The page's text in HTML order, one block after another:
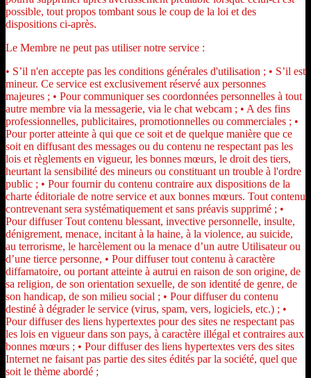
possible, tout propos tombant sous le coup de la loi et des
dispositions ci-après.
Le Membre ne peut pas utiliser notre service :
• S’il n'en accepte pas les conditions générales d'utilisation ; • S’il est
mineur. Ce service est exclusivement réservé aux personnes
majeures ; • Pour communiquer ses coordonnées personnelles à tout
autre membre via la messagerie, via le chat webcam ; • A des fins
professionnelles, publicitaires, promotionnelles ou commerciales ; •
Pour porter atteinte à qui que ce soit et de quelque manière que ce
soit en diffusant des messages ou du contenu ne respectant pas les
lois et règlements en vigueur, les bonnes mœurs, le droit des tiers,
heurtant la sensibilité des mineurs ou constituant un trouble à l'ordre
public ; • Pour fournir du contenu contraire aux dispositions de la
charte éditoriale de notre service et aux bonnes mœurs. Tout contenu
contrevenant sera systématiquement et sans préavis supprimé ; •
Pour diffuser Tout contenu blessant, invective personnelle, insulte,
dénigrement, menace, incitant à la haine, à la violence, au suicide,
au terrorisme, le harcèlement ou la menace d’un autre Utilisateur ou
d’une tierce personne, • Pour diffuser tout contenu à caractère
diffamatoire, ou portant atteinte à autrui en raison de son origine, de
sa religion, de son orientation sexuelle, de son identité de genre, de
son handicap, de son milieu social ; • Pour diffuser du contenu
destiné à dégrader le service (virus, spam, vers, logiciels, etc.) ; •
Pour diffuser des liens hypertextes pour des sites ne respectant pas
les lois en vigueur dans son pays, à caractère illégal et contraires aux
bonnes mœurs ; • Pour diffuser des liens hypertextes vers des sites
Internet ne faisant pas partie des sites édités par la société, quel que
soit le thème abordé ;